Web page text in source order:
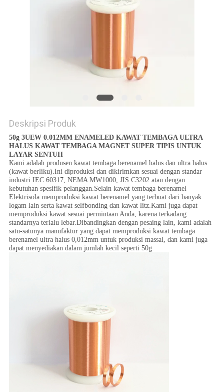
Deskripsi Produk
50g 3UEW 0.012MM ENAMELED KAWAT TEMBAGA ULTRA
HALUS KAWAT TEMBAGA MAGNET SUPER TIPIS UNTUK
LAYAR SENTUH
Kami adalah produsen kawat tembaga berenamel halus dan ultra halus
(kawat berliku).Ini diproduksi dan dikirimkan sesuai dengan standar
industri IEC 60317, NEMA MW1000, JIS C3202 atau dengan
kebutuhan spesifik pelanggan.Selain kawat tembaga berenamel
Elektrisola memproduksi kawat berenamel yang terbuat dari banyak
logam lain serta kawat selfbonding dan kawat litz.Kami juga dapat
memproduksi kawat sesuai permintaan Anda, karena terkadang
standarnya terlalu lebar.Dibandingkan dengan pesaing lain, kami adalah
satu-satunya manufaktur yang dapat memproduksi kawat tembaga
berenamel ultra halus 0,012mm untuk produksi massal, dan kami juga
dapat menyediakan dalam jumlah kecil seperti 50g.